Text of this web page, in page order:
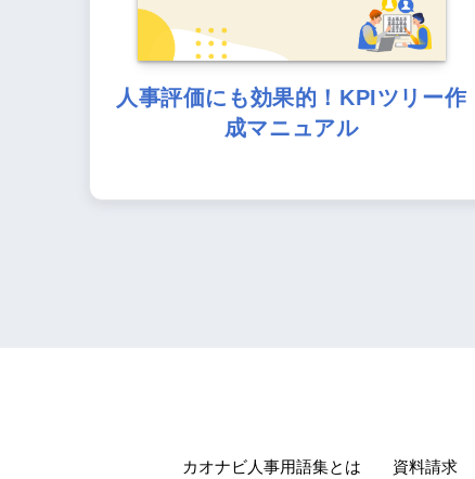
人事評価にも効果的！KPIツリー作
成マニュアル
カオナビ人事用語集とは 資料請求